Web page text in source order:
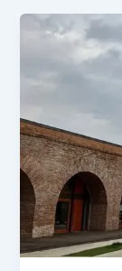
Відкрийте
для